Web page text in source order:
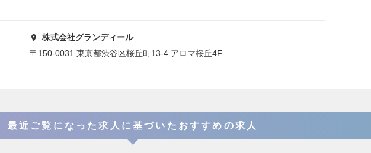
株式会社グランディール
〒150-0031 東京都渋谷区桜丘町13-4 アロマ桜丘4F
最近ご覧になった求人に基づいたおすすめの求人